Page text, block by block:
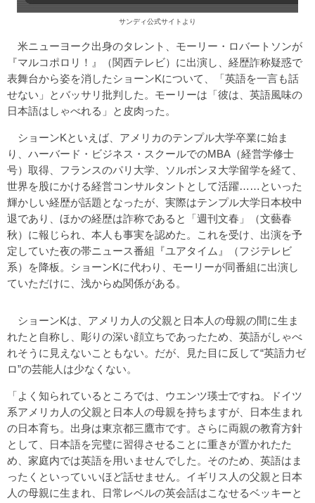
サンディ公式サイトより
米ニューヨーク出身のタレント、モーリー・ロバートソンが
『マルコポロリ！』（関西テレビ）に出演し、経歴詐称疑惑で
表舞台から姿を消したショーンKについて、「英語を一言も話
せない」とバッサリ批判した。モーリーは「彼は、英語風味の
日本語はしゃべれる」と皮肉った。
ショーンKといえば、アメリカのテンプル大学卒業に始ま
り、ハーバード・ビジネス・スクールでのMBA（経営学修士
号）取得、フランスのパリ大学、ソルボンヌ大学留学を経て、
世界を股にかける経営コンサルタントとして活躍……といった
輝かしい経歴が話題となったが、実際はテンプル大学日本校中
退であり、ほかの経歴は詐称であると「週刊文春」（文藝春
秋）に報じられ、本人も事実を認めた。これを受け、出演を予
定していた夜の帯ニュース番組『ユアタイム』（フジテレビ
系）を降板。ショーンKに代わり、モーリーが同番組に出演し
ていただけに、浅からぬ関係がある。
ショーンKは、アメリカ人の父親と日本人の母親の間に生ま
れたと自称し、彫りの深い顔立ちであったため、英語がしゃべ
れそうに見えないこともない。だが、見た目に反して“英語力ゼ
ロ”の芸能人は少なくない。
「よく知られているところでは、ウエンツ瑛士ですね。ドイツ
系アメリカ人の父親と日本人の母親を持ちますが、日本生まれ
の日本育ち。出身は東京都三鷹市です。さらに両親の教育方針
として、日本語を完璧に習得させることに重きが置かれたた
め、家庭内では英語を用いませんでした。そのため、英語はま
ったくといっていいほど話せません。イギリス人の父親と日本
人の母親に生まれ、日常レベルの英会話はこなせるベッキーと